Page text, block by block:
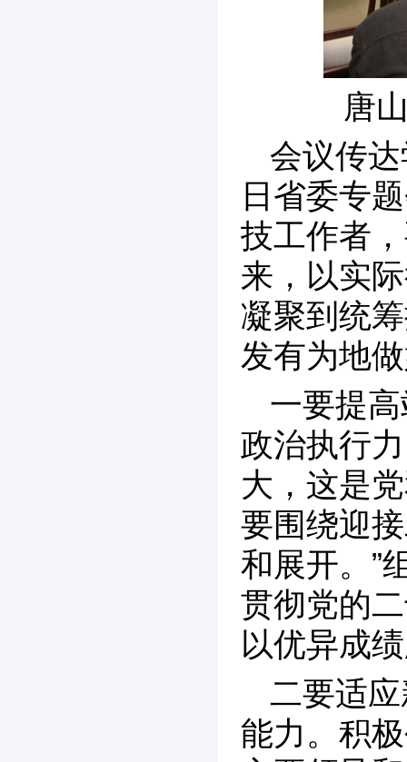
唐
会议传
日省委专
技工作者
来，以实
凝聚到统
发有为地
一要提
政治执行
大，这是
要围绕迎
和展开。”
贯彻党的
以优异成
二要适
能力。积